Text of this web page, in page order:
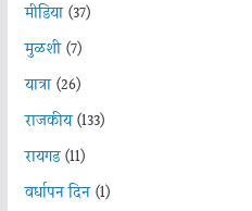
मीडिया(37)
मुळशी(7)
यात्रा(26)
राजकीय(133)
रायगड(11)
वर्धापन दिन(1)